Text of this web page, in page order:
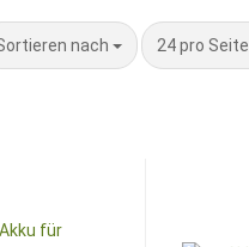
nach
nach 24 pro Seite
pro Seite